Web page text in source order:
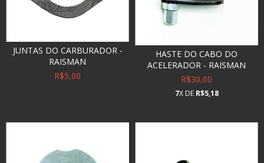
JUNTAS DO CARBURADOR -
RAISMAN
R$5,00
HASTE DO CABO DO
ACELERADOR - RAISMAN
R$30,00
7X DE R$5,18